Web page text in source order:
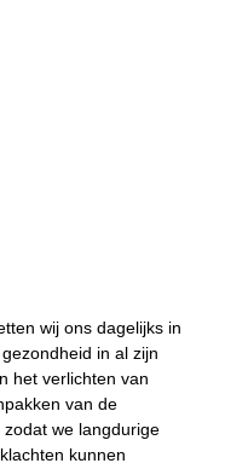
wij ons dagelijks in
in al zijn
het verlichten van
van de
we langdurige
kunnen